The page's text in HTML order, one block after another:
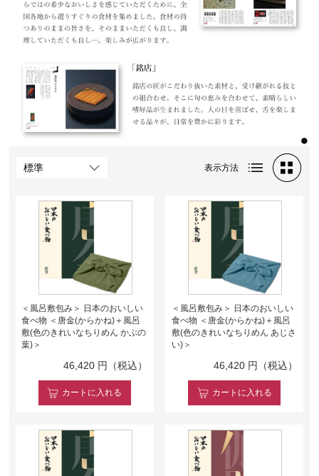
表示方法
＜風呂敷包み＞ 日本のおいしい
食べ物 ＜唐金(からかね)＋風呂
敷(色のきれいなちりめん かぶの
葉)＞
46,420 円（税込）
カート に入れる
＜風呂敷包み＞ 日本のおいしい
食べ物 ＜唐金(からかね)＋風呂
敷(色のきれいなちりめん あじさ
い)＞
46,420 円（税込）
カート に入れる